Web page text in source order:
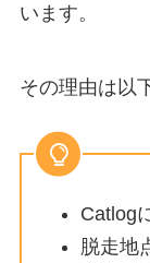
います。
その理由は以
Catlog
脱走地